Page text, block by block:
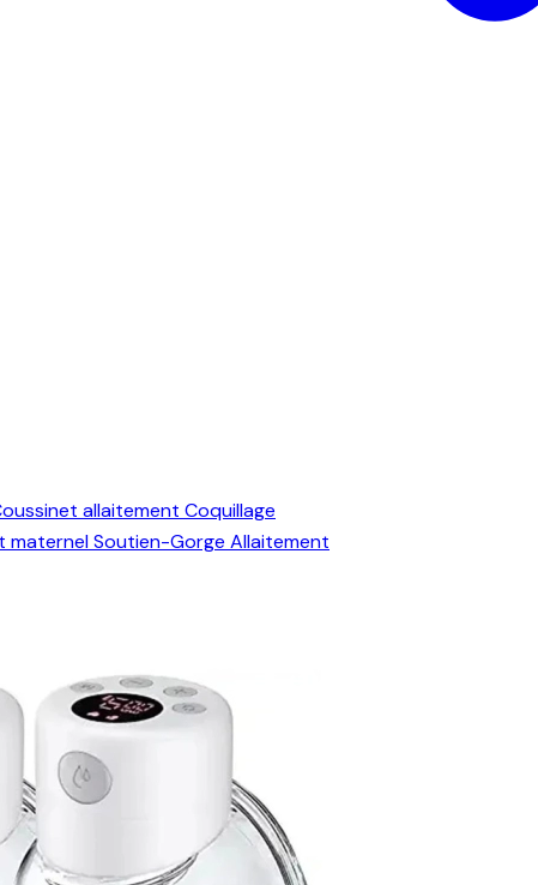
allaitement Coquillage
maternelSoutien-Gorge Allaitement